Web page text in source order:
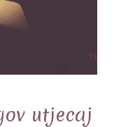
utjecaj